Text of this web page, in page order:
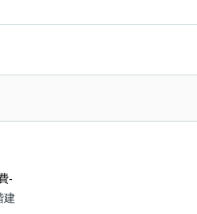
-
建